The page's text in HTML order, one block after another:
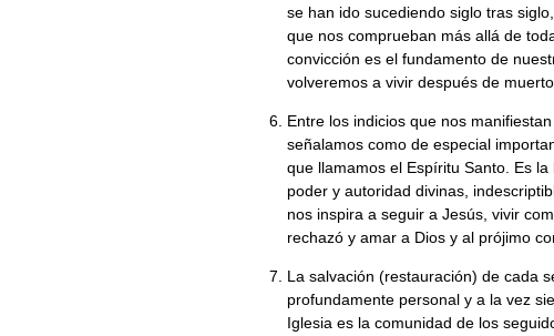
se han ido sucediendo siglo tras
que nos comprueban más allá de
convicción es el fundamento de
volveremos a vivir después de
Entre los indicios que nos
señalamos como de especial
que llamamos el Espíritu Santo. Es
poder y autoridad divinas,
nos inspira a seguir a Jesús, vivir
rechazó y amar a Dios y al prójimo
La salvación (restauración) de cada
profundamente personal y a la vez
Iglesia es la comunidad de los